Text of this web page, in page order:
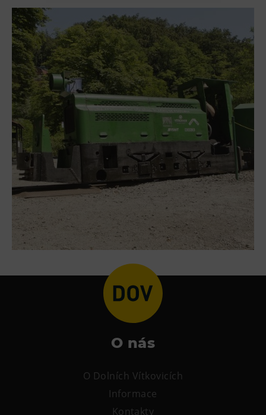
Heligonka
HopJump
Lezecká stěna
Národní zemědělské muzeum
Fajna Dilna
FUTUREUM
Prohlídky
Dolní Vítkovice
Hornické muzeum
Občerstvení
Bolt Café
Kavárna Velký Svět techniky
Restaurace VP ART
CØKAFE Dolní VítkoviceO nás
O Dolních Vítkovicích
Informace
Kontakty